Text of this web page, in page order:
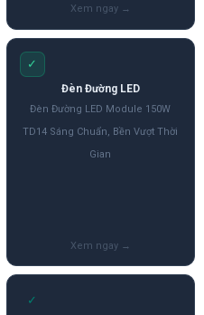
✓
Đèn Đường LED
Đèn Đường LED Module 150W
TD14 Sáng Chuẩn, Bền Vượt Thời
Gian
✓